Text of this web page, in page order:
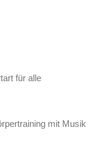
für alle
mit Musik